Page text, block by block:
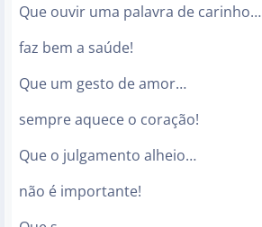
Que ouvir uma palavra de carinho…
faz bem a saúde!
Que um gesto de amor…
sempre aquece o coração!
Que o julgamento alheio…
não é importante!